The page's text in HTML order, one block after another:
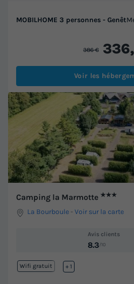
MOBILHOME 3 personnes - Genêt
386 €
Voir les
Camping la Marmotte ★★★
La Bourboule -Voir sur la carte
Avis clients
8.3/10
Wifi gratuit Lac
+ 1